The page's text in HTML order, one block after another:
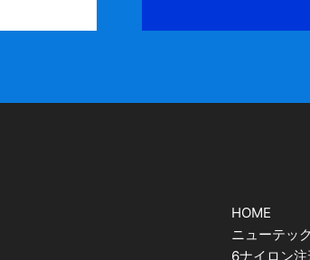
HOME
ニューテッ
6ナイロン注